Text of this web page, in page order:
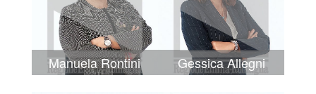
Manuela Rontini Gessica Allegni